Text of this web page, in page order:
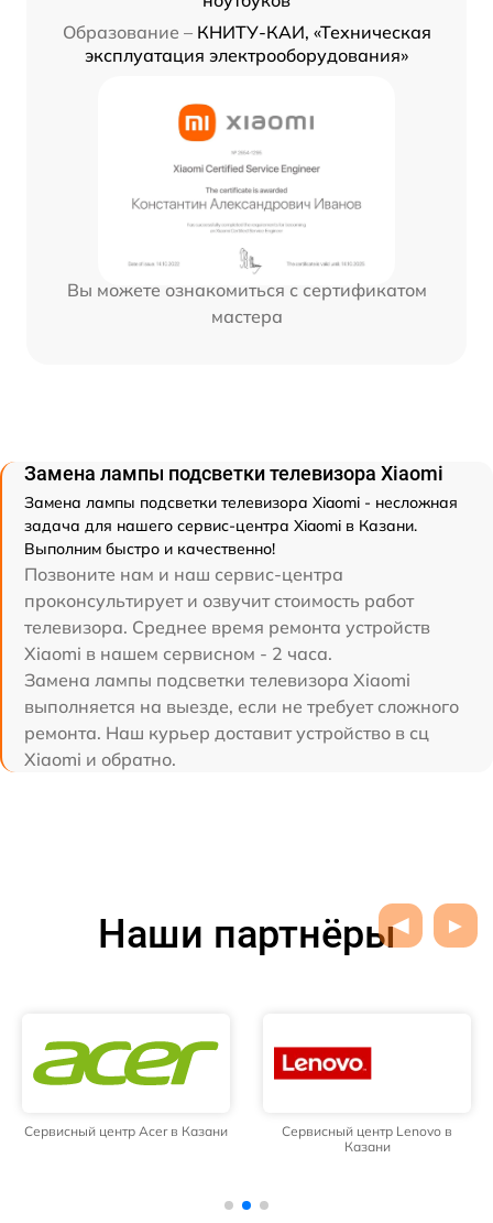
Образование – КНИТУ-КАИ, «Техническая
эксплуатация электрооборудования»
Вы можете ознакомиться с сертификатом
мастера
Замена лампы подсветки телевизора Xiaomi
Замена лампы подсветки телевизора Xiaomi - несложная
задача для нашего сервис-центра Xiaomi в Казани.
Выполним быстро и качественно!
Позвоните нам и наш сервис-центра
проконсультирует и озвучит стоимость работ
телевизора. Среднее время ремонта устройств
Xiaomi в нашем сервисном - 2 часа.
Замена лампы подсветки телевизора Xiaomi
выполняется на выезде, если не требует сложного
ремонта. Наш курьер доставит устройство в сц
Xiaomi и обратно.
Наши партнёры
Сервисный центр Acer в Казани
Сервисный центр Lenovo в
Казани